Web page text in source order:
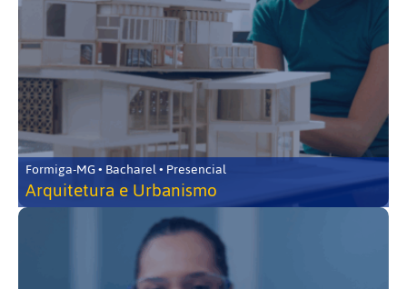
Formiga-MG • Bacharel • Presencial
Arquitetura e Urbanismo